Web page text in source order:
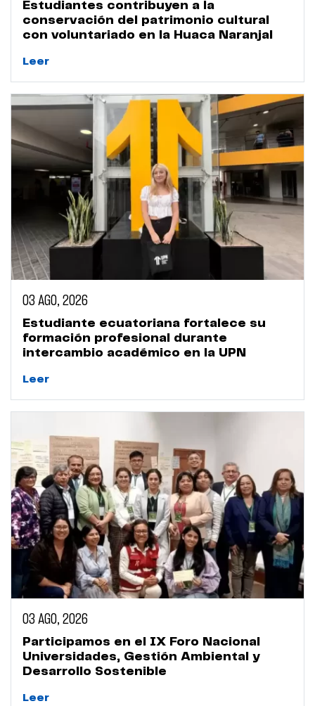
Estudiantes contribuyen a la
conservación del patrimonio cultural
con voluntariado en la Huaca Naranjal
Leer
03 AGO, 2026
Estudiante ecuatoriana fortalece su
formación profesional durante
intercambio académico en la UPN
Leer
03 AGO, 2026
Participamos en el IX Foro Nacional
Universidades, Gestión Ambiental y
Desarrollo Sostenible
Leer